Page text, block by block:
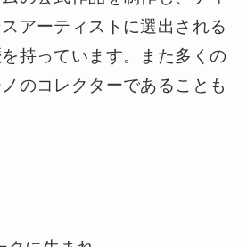
3Dポップアートの第一人